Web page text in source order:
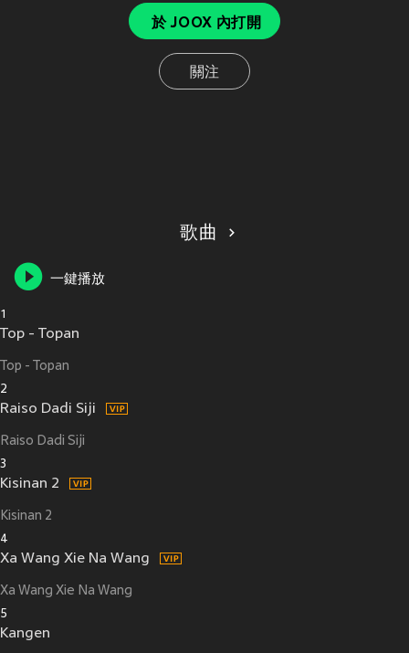
於 JOOX 內打開
關注
歌曲
一鍵播放
1
Top - Topan
Top - Topan
2
Raiso Dadi Siji
Raiso Dadi Siji
3
Kisinan 2
Kisinan 2
4
Xa Wang Xie Na Wang
Xa Wang Xie Na Wang
5
Kangen